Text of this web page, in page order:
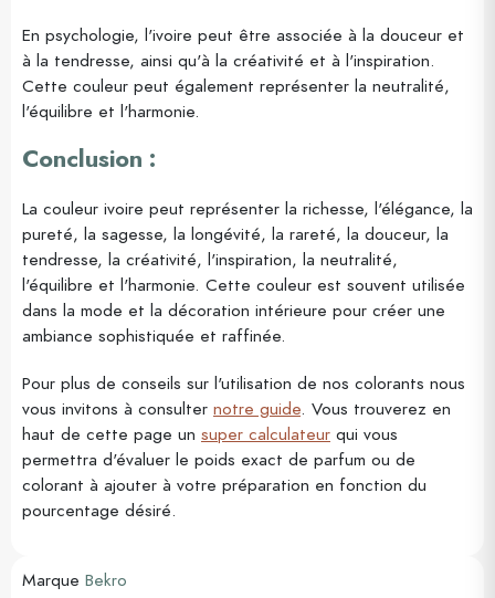
En psychologie, l'ivoire peut être associée à la douceur et
à la tendresse, ainsi qu'à la créativité et à l'inspiration.
Cette couleur peut également représenter la neutralité,
l'équilibre et l'harmonie.
Conclusion :
La couleur ivoire peut représenter la richesse, l'élégance, la
pureté, la sagesse, la longévité, la rareté, la douceur, la
tendresse, la créativité, l'inspiration, la neutralité,
l'équilibre et l'harmonie. Cette couleur est souvent utilisée
dans la mode et la décoration intérieure pour créer une
ambiance sophistiquée et raffinée.
Pour plus de conseils sur l'utilisation de nos colorants nous
vous invitons à consulter notre guide. Vous trouverez en
haut de cette page un super calculateur qui vous
permettra d'évaluer le poids exact de parfum ou de
colorant à ajouter à votre préparation en fonction du
pourcentage désiré.
Marque Bekro